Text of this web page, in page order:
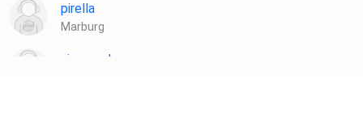
pirella
Marburg
niceaandeasy